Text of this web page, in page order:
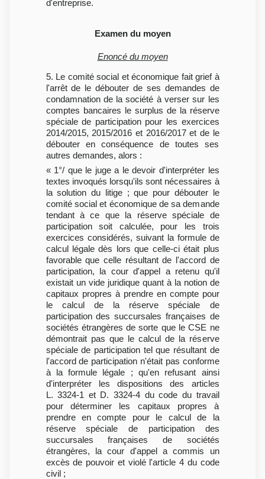
d'entreprise.
Examen du moyen
Enoncé du moyen
5. Le comité social et économique fait grief à
l'arrêt de le débouter de ses demandes de
condamnation de la société à verser sur les
comptes bancaires le surplus de la réserve
spéciale de participation pour les exercices
2014/2015, 2015/2016 et 2016/2017 et de le
débouter en conséquence de toutes ses
autres demandes, alors :
« 1°/ que le juge a le devoir d'interpréter les
textes invoqués lorsqu'ils sont nécessaires à
la solution du litige ; que pour débouter le
comité social et économique de sa demande
tendant à ce que la réserve spéciale de
participation soit calculée, pour les trois
exercices considérés, suivant la formule de
calcul légale dès lors que celle-ci était plus
favorable que celle résultant de l'accord de
participation, la cour d'appel a retenu qu'il
existait un vide juridique quant à la notion de
capitaux propres à prendre en compte pour
le calcul de la réserve spéciale de
participation des succursales françaises de
sociétés étrangères de sorte que le CSE ne
démontrait pas que le calcul de la réserve
spéciale de participation tel que résultant de
l'accord de participation n'était pas conforme
à la formule légale ; qu'en refusant ainsi
d'interpréter les dispositions des articles
L. 3324-1 et D. 3324-4 du code du travail
pour déterminer les capitaux propres à
prendre en compte pour le calcul de la
réserve spéciale de participation des
succursales françaises de sociétés
étrangères, la cour d'appel a commis un
excès de pouvoir et violé l'article 4 du code
civil ;